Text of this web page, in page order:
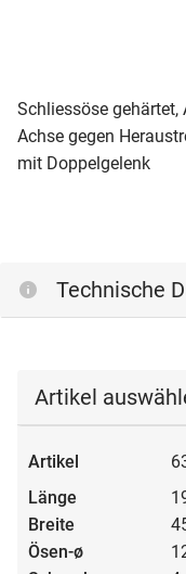
Schliessöse
Achse gegen
mit Doppelgelenk
Technische
Artikel